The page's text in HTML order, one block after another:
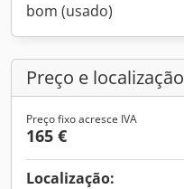
bom (usado)
Preço e localização
Preço fixo acresce IVA
165 €
Localização: